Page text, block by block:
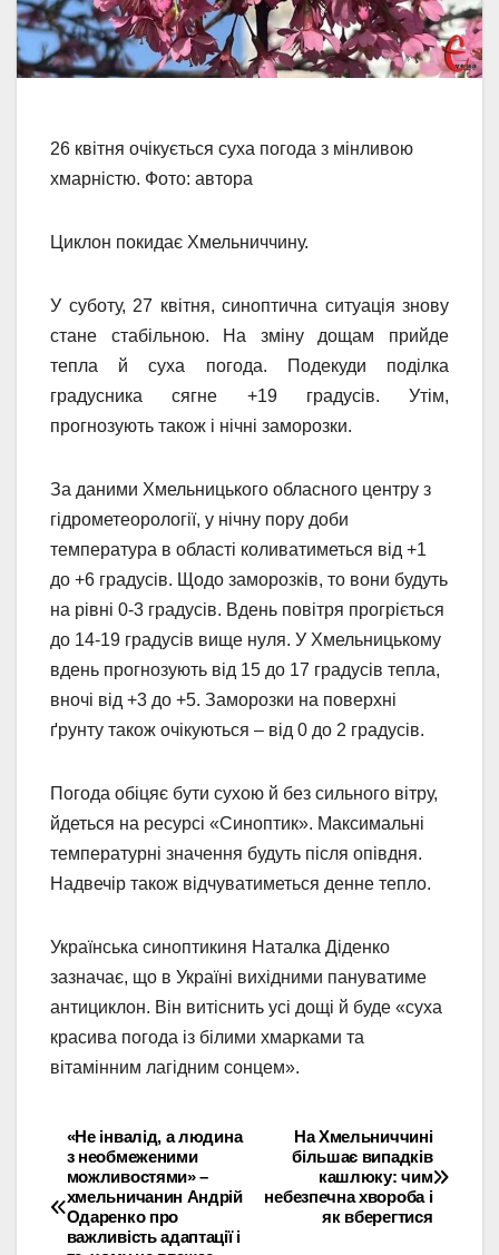
26 квітня очікується суха погода з мінливою
хмарністю. Фото: автора
Циклон покидає Хмельниччину.
У суботу, 27 квітня, синоптична ситуація знову
стане стабільною. На зміну дощам прийде
тепла й суха погода. Подекуди поділка
градусника сягне +19 градусів. Утім,
прогнозують також і нічні заморозки.
За даними Хмельницького обласного центру з
гідрометеорології, у нічну пору доби
температура в області коливатиметься від +1
до +6 градусів. Щодо заморозків, то вони будуть
на рівні 0-3 градусів. Вдень повітря прогріється
до 14-19 градусів вище нуля. У Хмельницькому
вдень прогнозують від 15 до 17 градусів тепла,
вночі від +3 до +5. Заморозки на поверхні
ґрунту також очікуються – від 0 до 2 градусів.
Погода обіцяє бути сухою й без сильного вітру,
йдеться на ресурсі «Синоптик». Максимальні
температурні значення будуть після опівдня.
Надвечір також відчуватиметься денне тепло.
Українська синоптикиня Наталка Діденко
зазначає, що в Україні вихідними пануватиме
антициклон. Він витіснить усі дощі й буде «суха
красива погода із білими хмарками та
вітамінним лагідним сонцем».
Навігація
записів
На Хмельниччині
більшає випадків
кашлюку: чим
небезпечна хвороба і
як вберегтися
«Не інвалід, а людина
з необмеженими
можливостями» –
хмельничанин Андрій
Одаренко про
важливість адаптації і